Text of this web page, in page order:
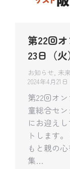
第22回
23日（
お知らせ, 未
2024年4月21日
第22回オ
童総合セ
にお迎え
トします
もと親の
集…